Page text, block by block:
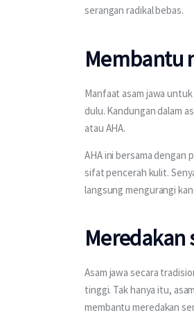
serangan radikal bebas.
Membantu
Manfaat asam jawa
dulu. Kandungan dalam
atau AHA.
AHA ini bersama dengan
sifat pencerah kulit.
langsung mengurangi
Asam jawa secara
tinggi. Tak hanya itu,
membantu meredakan